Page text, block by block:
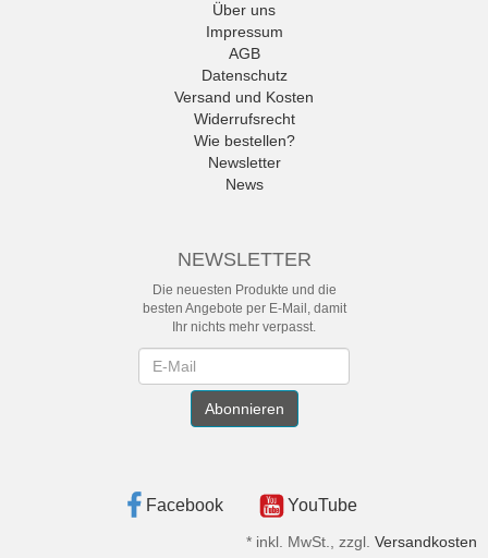
Über uns
Impressum
AGB
Datenschutz
Versand und Kosten
Widerrufsrecht
Wie bestellen?
Newsletter
News
NEWSLETTER
Die neuesten Produkte und die
besten Angebote per E-Mail, damit
Ihr nichts mehr verpasst.
Abonnieren
Facebook YouTube
* inkl. MwSt., zzgl. Versandkosten